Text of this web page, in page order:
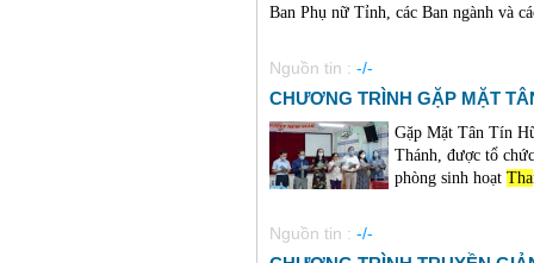
Ban Phụ nữ Tỉnh, các Ban ngành và
Nguồn tin : -/-
CHƯƠNG TRÌNH GẶP MẶT
Gặp Mặt Tân Tín
Thánh, được tổ
phòng sinh hoạt Tha
Nguồn tin : -/-